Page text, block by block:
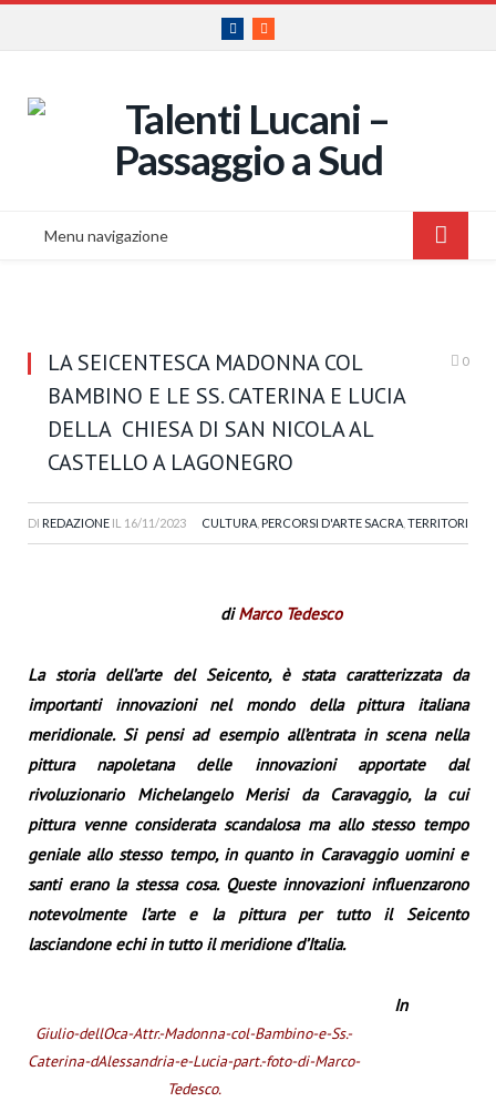
Facebook
RSS
Menu navigazione
LA SEICENTESCA MADONNA COL
BAMBINO E LE SS. CATERINA E LUCIA
DELLA CHIESA DI SAN NICOLA AL
CASTELLO A LAGONEGRO
0
DI REDAZIONE IL 16/11/2023 CULTURA PERCORSI D'ARTE SACRA TERRITORI
diMarco Tedesco
La storia dell’arte del Seicento, è stata caratterizzata da
importanti innovazioni nel mondo della pittura italiana
meridionale. Si pensi ad esempio all’entrata in scena nella
pittura napoletana delle innovazioni apportate dal
rivoluzionario Michelangelo Merisi da Caravaggio, la cui
pittura venne considerata scandalosa ma allo stesso tempo
geniale allo stesso tempo, in quanto in Caravaggio uomini e
santi erano la stessa cosa. Queste innovazioni influenzarono
notevolmente l’arte e la pittura per tutto il Seicento
lasciandone echi in tutto il meridione d’Italia.
Giulio-dellOca-Attr.-Madonna-col-Bambino-e-Ss.-
Caterina-dAlessandria-e-Lucia-part.-foto-di-Marco-
Tedesco.
In